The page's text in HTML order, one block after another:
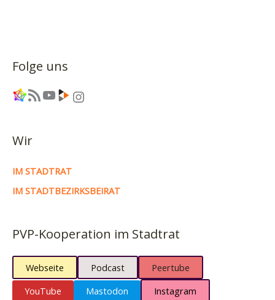
Folge uns
Link RSS-Feed YouTube Link Instagram
Wir
IM STADTRAT
IM STADTBEZIRKSBEIRAT
PVP-Kooperation im Stadtrat
Webseite Podcast
Peertube
YouTube
Mastodon
Instagram